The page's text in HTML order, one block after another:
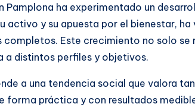
ha experimentado un
y su apuesta por el bienestar,
Este crecimiento no solo se
a distintos perfiles y objetivos.
a una tendencia social que valora
práctica y con resultados